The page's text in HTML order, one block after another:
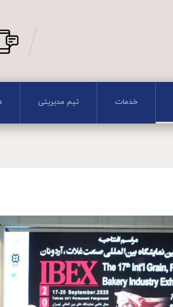
خدمات تیم مدیریتی